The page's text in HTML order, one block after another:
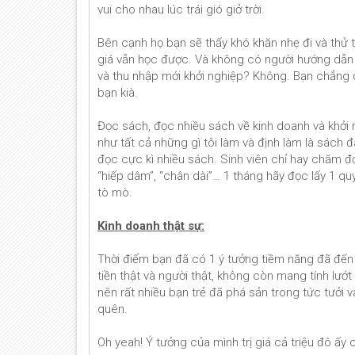
vui cho nhau lúc trái gió giở trời.
Bên cạnh họ bạn sẽ thấy khó khăn nhẹ đi và
giá vẫn học được. Và không có người hướng
và thu nhập mới khởi nghiệp? Không. Bạn
bạn kià.
Đọc sách, đọc nhiều sách về kinh doanh và
như tất cả những gì tôi làm và định làm là sách
đọc cực kì nhiều sách. Sinh viên chỉ hay chăm
“hiếp dâm”, “chân dài”… 1 tháng hãy đọc lấy 1
tò mò.
Kinh doanh thật sự:
Thời điểm bạn đã có 1 ý tưởng tiềm năng đã
tiền thật và người thật, không còn mang tính
nên rất nhiều bạn trẻ đã phá sản trong tức tưởi
quên.
Oh yeah! Ý tưởng của mình trị giá cả triệu đô ấy